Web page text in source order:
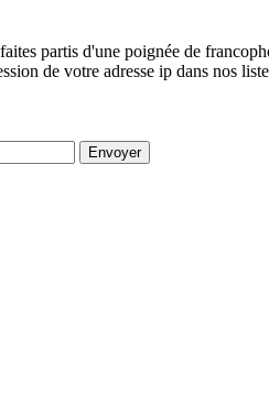
partis d'une poignée de
de votre adresse ip dans nos